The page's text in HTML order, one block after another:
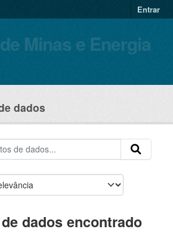
Entrar
Minas e Energia
dados
dados encontrado